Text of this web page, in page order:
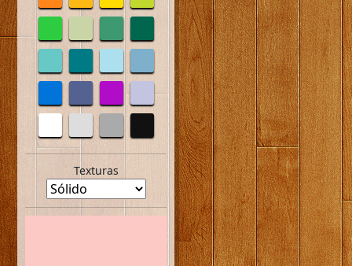
Texturas